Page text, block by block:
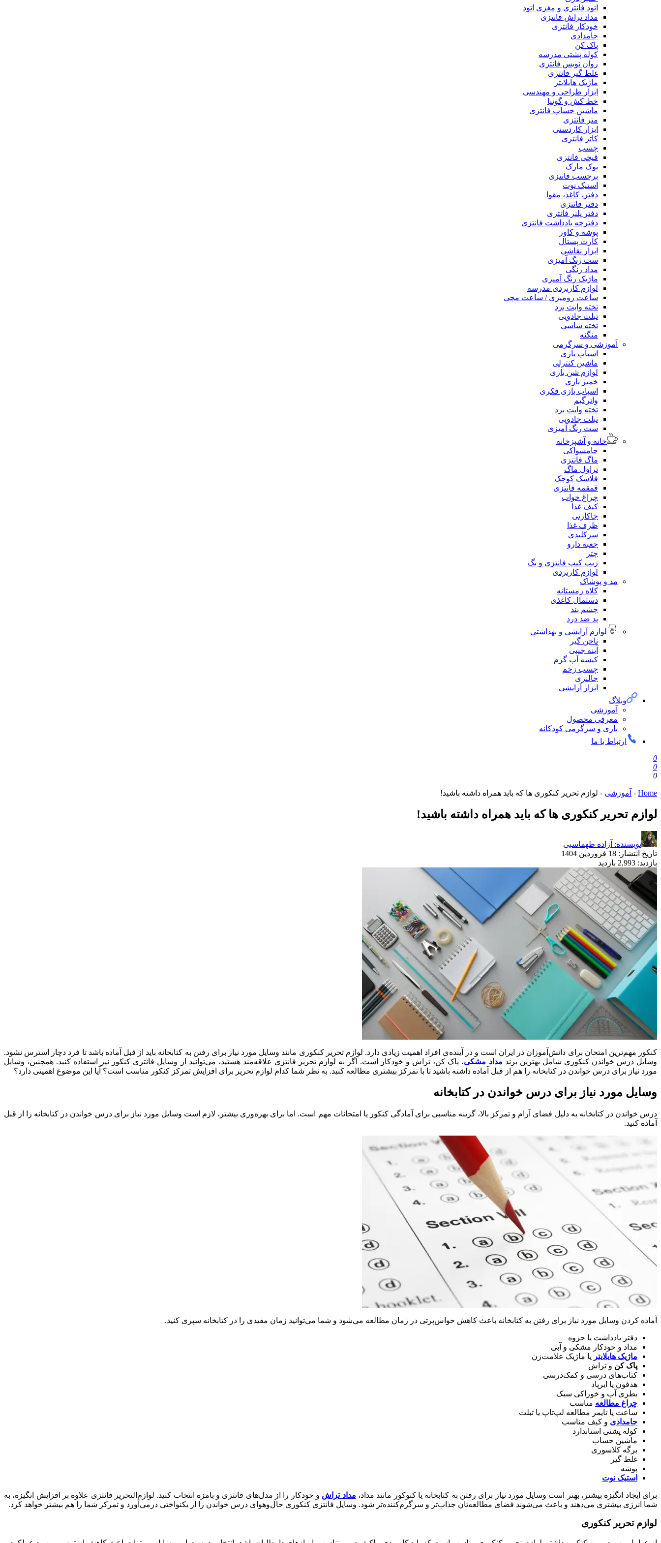
اتود فانتزی و مغزی اتود
مداد تراش فانتزی
خودکار فانتزی
جامدادی
پاک کن
کوله پشتی مدرسه
روان نویس فانتزی
غلط گیر فانتزی
ماژیک هایلایتر
ابزار طراحی و مهندسی
خط کش و گونیا
ماشین حساب فانتزی
متر فانتزی
ابزار کاردستی
کاتر فانتزی
چسب
قیچی فانتزی
بوک مارک
برچسب فانتزی
استیک نوت
دفتر، کاغذ، مقوا
دفتر فانتزی
دفتر پلنر فانتزی
دفترچه یادداشت فانتزی
پوشه و کاور
کارت پستال
ابزار نقاشی
ست رنگ آمیزی
مداد رنگی
ماژیک رنگ آمیزی
لوازم کاربردی مدرسه
ساعت رومیزی / ساعت مچی
تخته وایت برد
تبلت جادویی
تخته شاسی
منگنه
آموزشی و سرگرمی
اسباب بازی
ماشین کنترلی
لوازم شن بازی
خمیر بازی
اسباب بازی فکری
واترگیم
تخته وایت برد
تبلت جادویی
ست رنگ آمیزی
خانه و آشپزخانه
جامسواکی
ماگ فانتزی
تراول ماگ
فلاسک کوچک
قمقمه فانتزی
چراغ خواب
کیف غذا
جاکارتی
ظرف غذا
سرکلیدی
جعبه دارو
چتر
زیپ کیپ فانتزی و بگ
لوازم کاربردی
مد و پوشاک
کلاه زمستانه
دستمال کاغذی
چشم بند
پد ضد درد
لوازم آرایشی و بهداشتی
ناخن گیر
آینه جیبی
کیسه آب گرم
چسب زخم
جالنزی
ابزار آرایشی
وبلاگ
آموزشی
معرفی محصول
بازی و سرگرمی کودکانه
ارتباط با ما
0
0
0
Home
- آموزشی - لوازم تحریر کنکوری‌‌ ها که باید همراه داشته باشید!
لوازم تحریر کنکوری‌‌ ها که باید همراه داشته باشید!
نویسنده: آزاده طهماسبی
تاریخ انتشار: 18 فروردین 1404
بازدید: 2,993 بازدید
کنکور مهم‌ترین امتحان برای دانش‌آموزان در ایران است و در آینده‌ی افراد اهمیت زیادی دارد. لوازم‌ تحریر کنکوری مانند وسایل مورد نیاز برای رفتن به کتابخانه باید از قبل آماده باشد تا فرد دچار استرس نشود.
وسایل درس خواندن کنکوری شامل بهترین برند مداد مشکی، پاک‌ کن، تراش و خودکار است. اگر به لوازم‌ تحریر فانتزی علاقه‌مند هستید، می‌توانید از وسایل فانتزی کنکور نیز استفاده کنید. همچنین، وسایل
مورد نیاز برای درس خواندن در کتابخانه را هم از قبل آماده داشته باشید تا با تمرکز بیشتری مطالعه کنید. به نظر شما کدام لوازم تحریر برای افزایش تمرکز کنکور مناسب است؟ آیا این موضوع اهمیتی دارد؟
وسایل مورد نیاز برای درس خواندن در کتابخانه
درس خواندن در کتابخانه به دلیل فضای آرام و تمرکز بالا، گزینه مناسبی برای آمادگی کنکور یا امتحانات مهم است. اما برای بهره‌وری بیشتر، لازم است وسایل مورد نیاز برای درس خواندن در کتابخانه را از قبل
آماده کنید.
آماده کردن وسایل مورد نیاز برای رفتن به کتابخانه باعث کاهش حواس‌پرتی در زمان مطالعه می‌شود و شما می‌توانید زمان مفیدی را در کتابخانه سپری کنید.
دفتر یادداشت یا جزوه
مداد و خودکار مشکی و آبی
ماژیک هایلایتر یا ماژیک علامت‌زن
پاک‌ کن و تراش
کتاب‌های درسی و کمک‌درسی
هدفون یا ایرپاد
بطری آب و خوراکی سبک
چراغ مطالعه مناسب
ساعت یا تایمر مطالعه لپ‌تاپ یا تبلت
جامدادی و کیف مناسب
کوله پشتی استاندارد
ماشین حساب
برگه کلاسوری
غلط گیر
پوشه
استیک نوت
برای ایجاد انگیزه بیشتر، بهتر است وسایل مورد نیاز برای رفتن به کتابخانه یا کنوکور مانند مداد، مداد تراش و خودکار را از مدل‌های فانتزی و بامزه انتخاب کنید. لوازم‌التحریر فانتزی علاوه بر افزایش انگیزه، به
شما انرژی بیشتری می‌دهند و باعث می‌شوند فضای مطالعه‌تان جذاب‌تر و سرگرم‌کننده‌تر شود. وسایل فانتزی کنکوری حال‌وهوای درس خواندن را از یکنواختی درمی‌آورد و تمرکز شما را هم بیشتر خواهد کرد.
لوازم تحریر کنکوری